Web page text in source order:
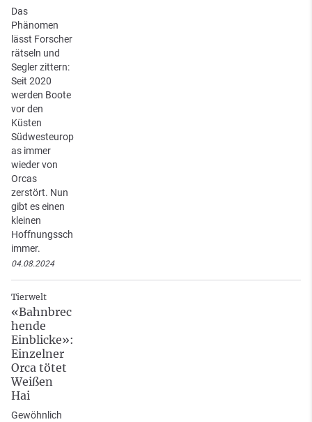
Das
Phänomen
lässt Forscher
rätseln und
Segler zittern:
Seit 2020
werden Boote
vor den
Küsten
Südwesteurop
as immer
wieder von
Orcas
zerstört. Nun
gibt es einen
kleinen
Hoffnungssch
immer.
04.08.2024
Tierwelt
«Bahnbrec
hende
Einblicke»:
Einzelner
Orca tötet
Weißen
Hai
Gewöhnlich